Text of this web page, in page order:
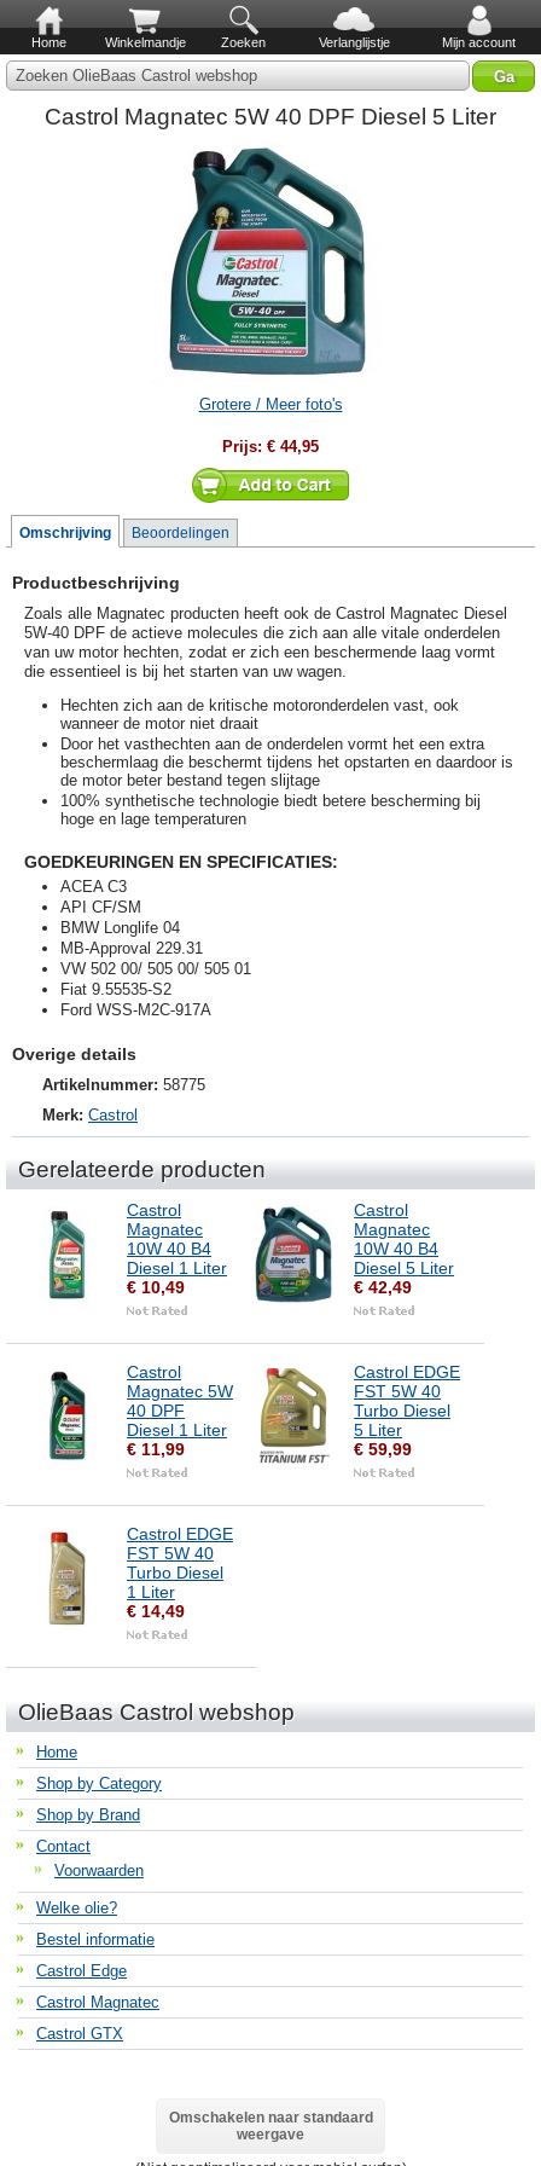
Home Winkelmandje Zoeken Verlanglijstje Mijn account
Zoeken OlieBaas Castrol webshop
Castrol Magnatec 5W 40 DPF Diesel 5 Liter
Grotere / Meer foto's
Prijs: € 44,95
Omschrijving Beoordelingen
Productbeschrijving
Zoals alle Magnatec producten heeft ook de Castrol Magnatec Diesel
5W-40 DPF de actieve molecules die zich aan alle vitale onderdelen
van uw motor hechten, zodat er zich een beschermende laag vormt
die essentieel is bij het starten van uw wagen.
Hechten zich aan de kritische motoronderdelen vast, ook
wanneer de motor niet draait
Door het vasthechten aan de onderdelen vormt het een extra
beschermlaag die beschermt tijdens het opstarten en daardoor is
de motor beter bestand tegen slijtage
100% synthetische technologie biedt betere bescherming bij
hoge en lage temperaturen
GOEDKEURINGEN EN SPECIFICATIES:
ACEA C3
API CF/SM
BMW Longlife 04
MB-Approval 229.31
VW 502 00/ 505 00/ 505 01
Fiat 9.55535-S2
Ford WSS-M2C-917A
Overige details
Artikelnummer: 58775
Merk: Castrol
Gerelateerde producten
Castrol
Magnatec
10W 40 B4
Diesel 1 Liter
€ 10,49
Castrol
Magnatec
10W 40 B4
Diesel 5 Liter
€ 42,49
Castrol
Magnatec 5W
40 DPF
Diesel 1 Liter
€ 11,99
Castrol EDGE
FST 5W 40
Turbo Diesel
5 Liter
€ 59,99
Castrol EDGE
FST 5W 40
Turbo Diesel
1 Liter
€ 14,49
OlieBaas Castrol webshop
Home
Shop by Category
Shop by Brand
Contact
Voorwaarden
Welke olie?
Bestel informatie
Castrol Edge
Castrol Magnatec
Castrol GTX
Omschakelen naar standaard
weergave